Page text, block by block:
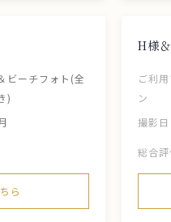
ビーチフォト(全
)
ら
H様
ご利
ン
撮影日
総合